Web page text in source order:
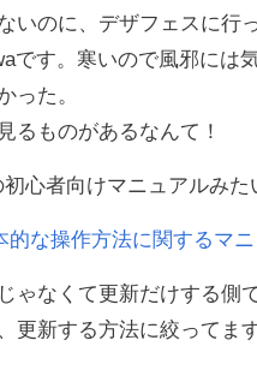
いのに、デザフェスに行
です。寒いので風邪には
った。
るものがあるなんて！
心者向けマニュアルみ
的な操作方法に関するマ
ゃなくて更新だけする側
更新する方法に絞ってま